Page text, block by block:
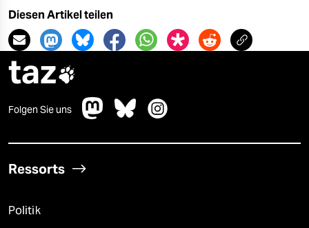
Diesen Artikel teilen
taz
Folgen Sie uns
Ressorts
Politik